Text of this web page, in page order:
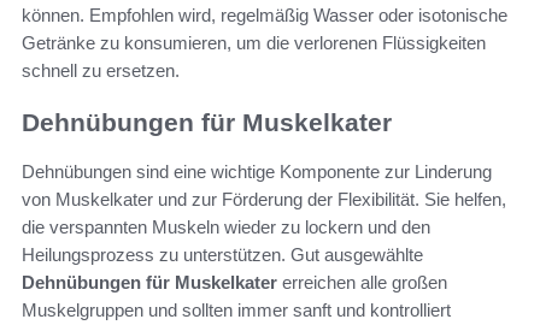
können. Empfohlen wird, regelmäßig Wasser oder isotonische
Getränke zu konsumieren, um die verlorenen Flüssigkeiten
schnell zu ersetzen.
Dehnübungen für Muskelkater
Dehnübungen sind eine wichtige Komponente zur Linderung
von Muskelkater und zur Förderung der Flexibilität. Sie helfen,
die verspannten Muskeln wieder zu lockern und den
Heilungsprozess zu unterstützen. Gut ausgewählte
Dehnübungen für Muskelkater erreichen alle großen
Muskelgruppen und sollten immer sanft und kontrolliert